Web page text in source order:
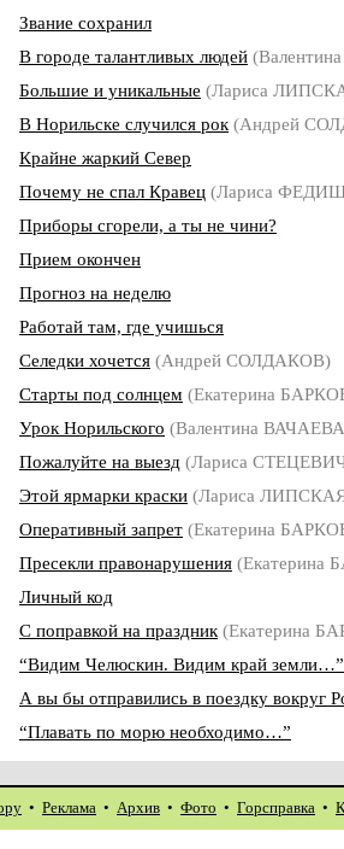
Звание сохранил
В городе талантливых людей
Большие и уникальные (Лариса
В Норильске случился рок (Андрей
Крайне жаркий Север
Почему не спал Кравец (Лариса
Приборы сгорели, а ты не чини?
Прием окончен
Прогноз на неделю
Работай там, где учишься
Селедки хочется (Андрей СОЛДАКОВ)
Старты под солнцем (Екатерина
Урок Норильского (Валентина
Пожалуйте на выезд (Лариса
Этой ярмарки краски (Лариса
Оперативный запрет (Екатерина
Пресекли правонарушения (Екатерина
Личный код
С поправкой на праздник (Екатерина
“Видим Челюскин. Видим край земли…”
А вы бы отправились в поездку вокруг
“Плавать по морю необходимо…”
• Реклама • Архив • Фото • Горсправка •